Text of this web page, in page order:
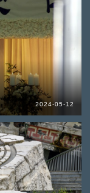
2024-05-12